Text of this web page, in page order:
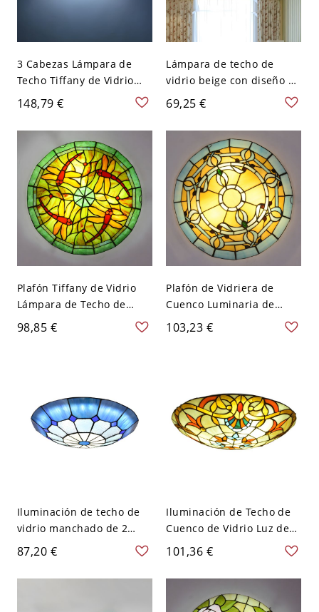
3 Cabezas Lámpara de
Techo Tiffany de Vidrio
Iluminación de Techo de
Flores para Dormitorio -
Azul océano 110 A 120 V
148,79 €
Lámpara de techo de
vidrio beige con diseño de
celosía barroca 12" LED
rojo acabado en luz
blanca
69,25 €
Plafón Tiffany de Vidrio
Lámpara de Techo de
Vitral en Verde para
Habitación - Verde 110 A
98,85 €
Plafón de Vidriera de
Cuenco Luminaria de
Techo Tiffany para
Habitación - Amarillo 110
103,23 €
Iluminación de techo de
vidrio manchado de 2
luces en cúpula de rejilla
azul claro, 12" W
87,20 €
Iluminación de Techo de
Cuenco de Vidrio Luz de
Techo Tiffany en Marrón
para Habitación - Marrón
110 A 120 V 30,48 cm
101,36 €